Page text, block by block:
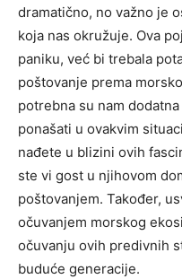
dramatično, no važno je
koja nas okružuje. Ova
paniku, već bi trebala
poštovanje prema
potrebna su nam
ponašati u ovakvim
nađete u blizini ovih
ste vi gost u njihovom
poštovanjem. Također,
očuvanjem morskog
očuvanju ovih predivnih
buduće generacije.